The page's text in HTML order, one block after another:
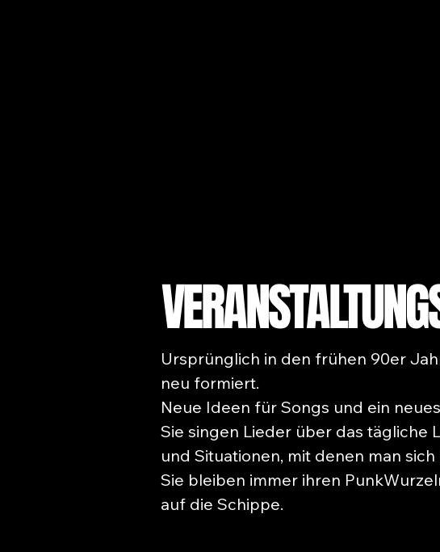
Ursprünglich in den frühen 90er
neu formiert.
Neue Ideen für Songs und ein
Sie singen Lieder über das tägliche
und Situationen, mit denen man
Sie bleiben immer ihren
auf die Schippe.